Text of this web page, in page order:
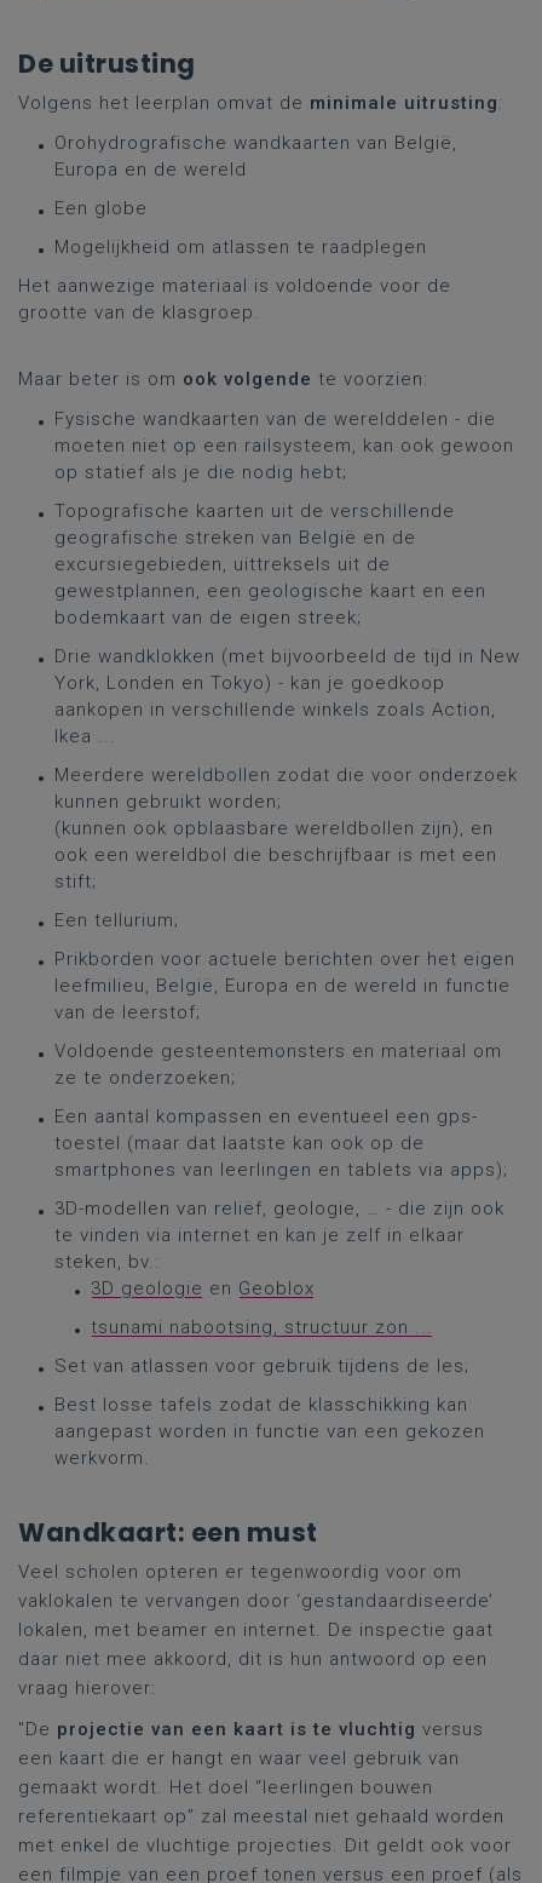
De uitrusting
Volgens het leerplan omvat de minimale uitrusting:
Orohydrografische wandkaarten van België,
Europa en de wereld
Een globe
Mogelijkheid om atlassen te raadplegen
Het aanwezige materiaal is voldoende voor de
grootte van de klasgroep.
Maar beter is om ook volgende te voorzien:
Fysische wandkaarten van de werelddelen - die
moeten niet op een railsysteem, kan ook gewoon
op statief als je die nodig hebt;
Topografische kaarten uit de verschillende
geografische streken van België en de
excursiegebieden, uittreksels uit de
gewestplannen, een geologische kaart en een
bodemkaart van de eigen streek;
Drie wandklokken (met bijvoorbeeld de tijd in New
York, Londen en Tokyo) - kan je goedkoop
aankopen in verschillende winkels zoals Action,
Ikea ...
Meerdere wereldbollen zodat die voor onderzoek
kunnen gebruikt worden;
(kunnen ook opblaasbare wereldbollen zijn), en
ook een wereldbol die beschrijfbaar is met een
stift;
Een tellurium;
Prikborden voor actuele berichten over het eigen
leefmilieu, België, Europa en de wereld in functie
van de leerstof;
Voldoende gesteentemonsters en materiaal om
ze te onderzoeken;
Een aantal kompassen en eventueel een gps-
toestel (maar dat laatste kan ook op de
smartphones van leerlingen en tablets via apps);
3D-modellen van reliëf, geologie, … - die zijn ook
te vinden via internet en kan je zelf in elkaar
steken, bv.:
3D geologie en Geoblox
tsunami nabootsing, structuur zon ...
Set van atlassen voor gebruik tijdens de les;
Best losse tafels zodat de klasschikking kan
aangepast worden in functie van een gekozen
werkvorm.
Wandkaart: een must
Veel scholen opteren er tegenwoordig voor om
vaklokalen te vervangen door ‘gestandaardiseerde’
lokalen, met beamer en internet. De inspectie gaat
daar niet mee akkoord, dit is hun antwoord op een
vraag hierover:
"De projectie van een kaart is te vluchtig versus
een kaart die er hangt en waar veel gebruik van
gemaakt wordt. Het doel “leerlingen bouwen
referentiekaart op” zal meestal niet gehaald worden
met enkel de vluchtige projecties. Dit geldt ook voor
een filmpje van een proef tonen versus een proef (als